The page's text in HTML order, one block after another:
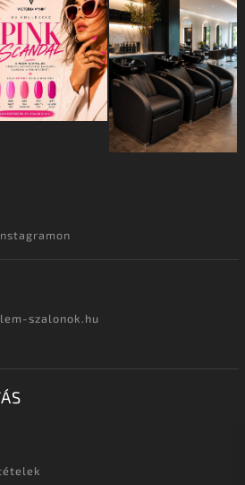
szalonok.hu